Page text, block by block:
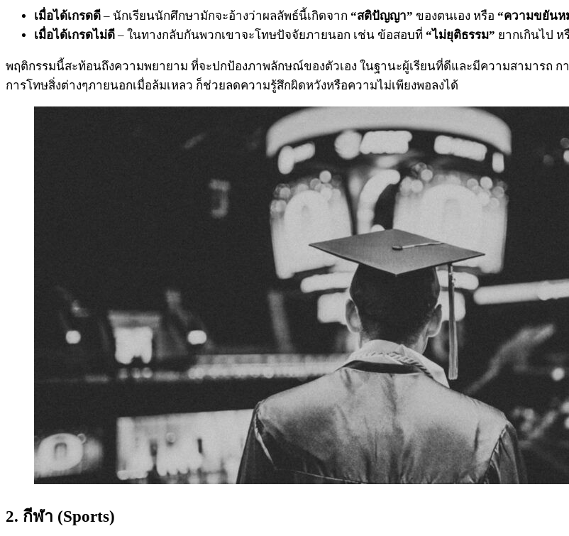
เมื่อได้เกรดดี – นักเรียนนักศึกษามักจะอ้างว่าผลลัพธ์นี้เกิดจาก “สติปัญญา” ของตนเอง หรือ “ความขยันห
เมื่อได้เกรดไม่ดี – ในทางกลับกันพวกเขาจะโทษปัจจัยภายนอก เช่น ข้อสอบที่ “ไม่ยุติธรรม” ยากเกินไป ห
พฤติกรรมนี้สะท้อนถึงความพยายาม ที่จะปกป้องภาพลักษณ์ของตัวเอง ในฐานะผู้เรียนที่ดีและมีความสามารถ
การโทษสิ่งต่างๆภายนอกเมื่อล้มเหลว ก็ช่วยลดความรู้สึกผิดหวังหรือความไม่เพียงพอลงได้
2. กีฬา (Sports)